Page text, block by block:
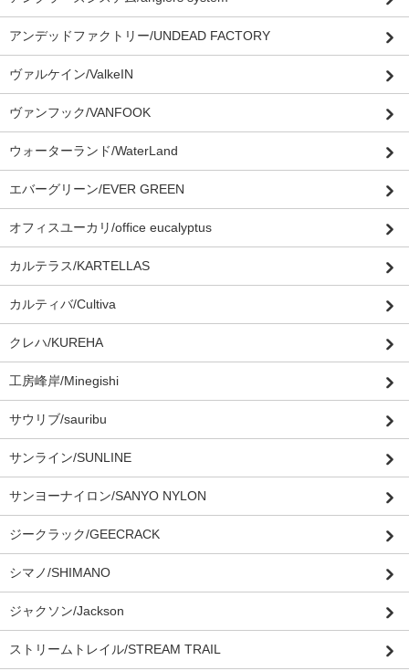
アンデッドファクトリー/UNDEAD FACTORY
ヴァルケイン/ValkeIN
ヴァンフック/VANFOOK
ウォーターランド/WaterLand
エバーグリーン/EVER GREEN
オフィスユーカリ/office eucalyptus
カルテラス/KARTELLAS
カルティバ/Cultiva
クレハ/KUREHA
工房峰岸/Minegishi
サウリブ/sauribu
サンライン/SUNLINE
サンヨーナイロン/SANYO NYLON
ジークラック/GEECRACK
シマノ/SHIMANO
ジャクソン/Jackson
ストリームトレイル/STREAM TRAIL